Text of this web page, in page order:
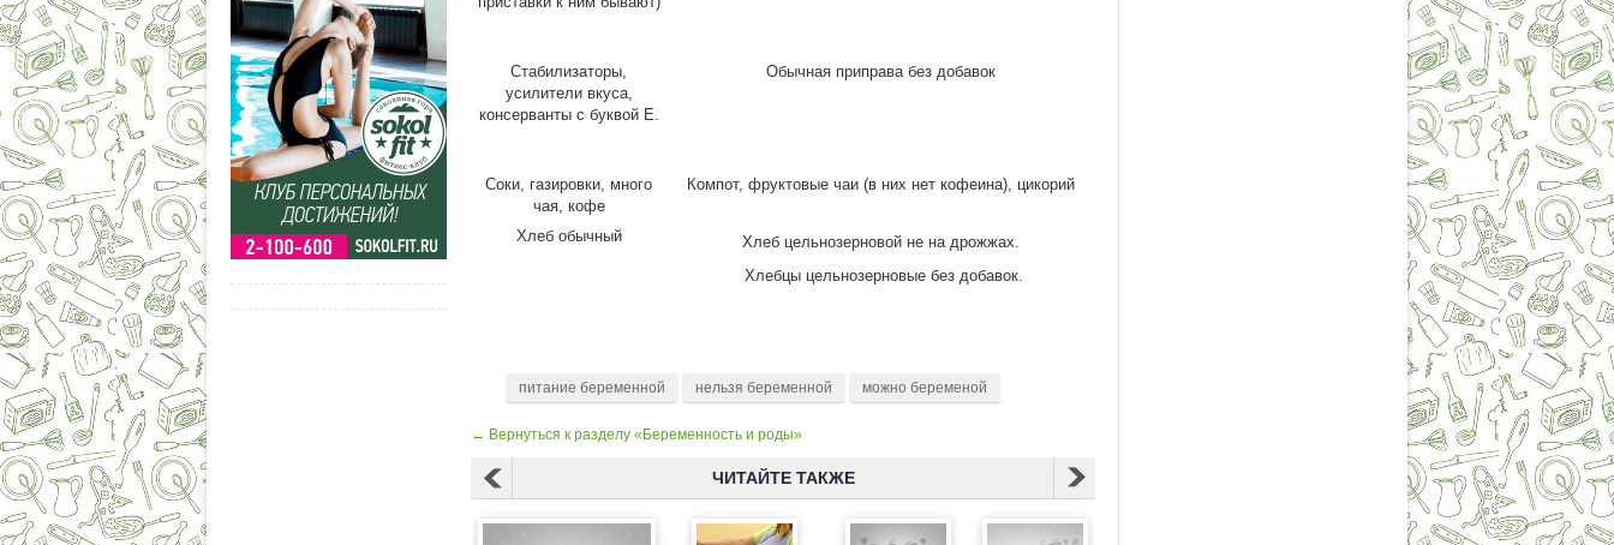
Стабилизаторы,
усилители вкуса,
консерванты с буквой Е.
Обычная приправа без добавок
Соки, газировки, много
чая, кофе
Компот, фруктовые чаи (в них нет кофеина), цикорий
Хлеб обычный
Хлеб цельнозерновой не на дрожжах.
Хлебцы цельнозерновые без добавок.
питание беременной нельзя беременной можно беременой
← Вернуться к разделу «Беременность и роды»
ЧИТАЙТЕ ТАКЖЕ